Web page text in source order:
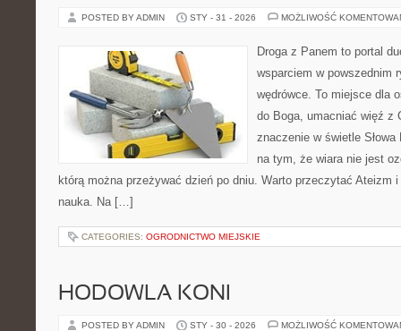
POSTED BY ADMIN STY - 31 - 2026 MOŻLIWOŚĆ
Droga z Panem to portal
wsparciem w powszednim
wędrówce. To miejsce dla
do Boga, umacniać więź z
znaczenie w świetle Słowa
na tym, że wiara nie jest
którą można przeżywać dzień po dniu. Warto przeczytać Ateizm
nauka. Na […]
CATEGORIES: OGRODNICTWO MIEJSKIE
HODOWLA KONI
POSTED BY ADMIN STY - 30 - 2026 MOŻLIWOŚĆ